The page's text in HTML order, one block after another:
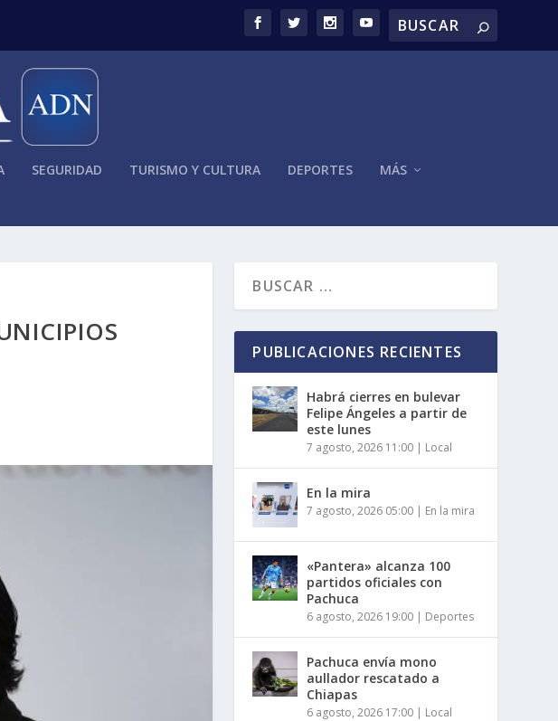
SEGURIDAD TURISMO Y CULTURA DEPORTES MÁS
PUBLICACIONES RECIENTES
Habrá cierres en bulevar
Felipe Ángeles a partir de
este lunes
7 agosto, 2026 11:00 | Local
En la mira
7 agosto, 2026 05:00 | En la mira
«Pantera» alcanza 100
partidos oficiales con
Pachuca
6 agosto, 2026 19:00 | Deportes
Pachuca envía mono
aullador rescatado a
Chiapas
6 agosto, 2026 17:00 | Local